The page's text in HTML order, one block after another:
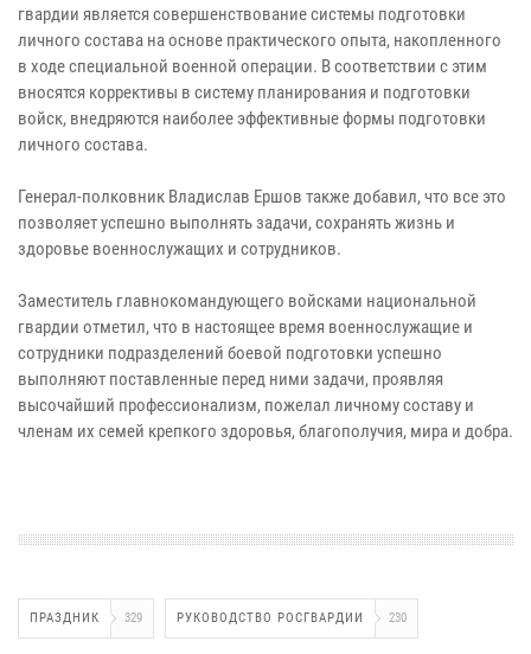
гвардии является совершенствование системы подготовки
личного состава на основе практического опыта, накопленного
в ходе специальной военной операции. В соответствии с этим
вносятся коррективы в систему планирования и подготовки
войск, внедряются наиболее эффективные формы подготовки
личного состава.
Генерал-полковник Владислав Ершов также добавил, что все это
позволяет успешно выполнять задачи, сохранять жизнь и
здоровье военнослужащих и сотрудников.
Заместитель главнокомандующего войсками национальной
гвардии отметил, что в настоящее время военнослужащие и
сотрудники подразделений боевой подготовки успешно
выполняют поставленные перед ними задачи, проявляя
высочайший профессионализм, пожелал личному составу и
членам их семей крепкого здоровья, благополучия, мира и добра.
ПРАЗДНИК 329 РУКОВОДСТВО РОСГВАРДИИ 230